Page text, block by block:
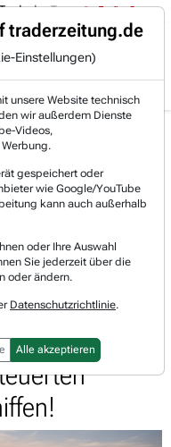
Trading-Room
des Tages 06.08.
Artikel lesen.
Jetzt anmelden!
Systems (MRCY...
Watchlist
Pionier
überzeugt in
traderzeitung.de
Einstellungen)
unsere Website technisch
wir außerdem Dienste
Videos,
gespeichert oder
wie Google/YouTube
kann auch außerhalb
oder Ihre Auswahl
Sie jederzeit über die
oder ändern.
Datenschutzrichtlinie.
Alle akzeptieren